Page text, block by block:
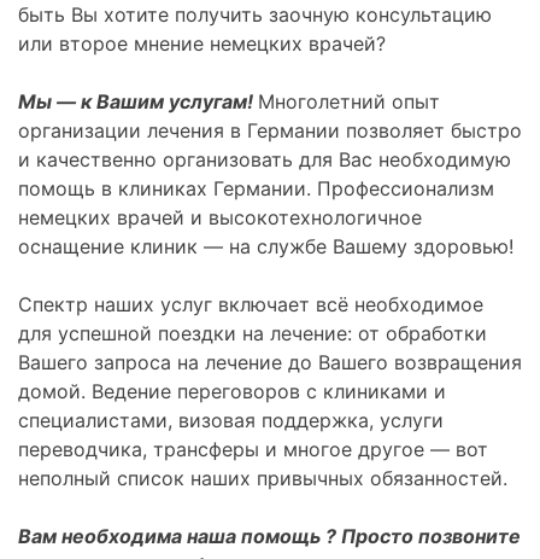
быть Вы хотите получить заочную консультацию
или второе мнение немецких врачей?
Мы — к Вашим услугам! Многолетний опыт
организации лечения в Германии позволяет быстро
и качественно организовать для Вас необходимую
помощь в клиниках Германии. Профессионализм
немецких врачей и высокотехнологичное
оснащение клиник — на службе Вашему здоровью!
Спектр наших услуг включает всё необходимое
для успешной поездки на лечение: от обработки
Вашего запроса на лечение до Вашего возвращения
домой. Ведение переговоров с клиниками и
специалистами, визовая поддержка, услуги
переводчика, трансферы и многое другое — вот
неполный список наших привычных обязанностей.
Вам необходима наша помощь ? Просто позвоните